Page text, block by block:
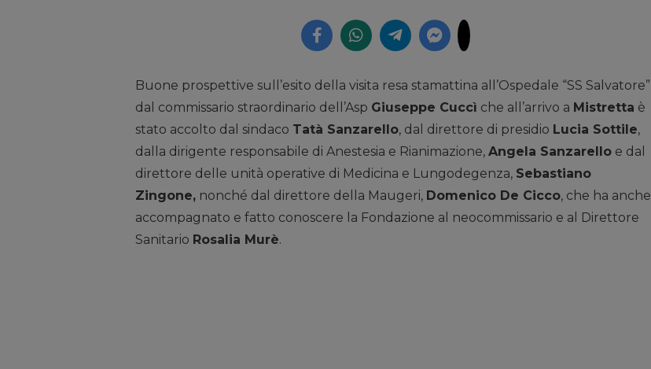
Buone prospettive sull’esito della visita resa stamattina all’Ospedale “SS Salvatore”
dal commissario straordinario dell’Asp Giuseppe Cuccì che all’arrivo a Mistretta è
stato accolto dal sindaco Tatà Sanzarello, dal direttore di presidio Lucia Sottile,
dalla dirigente responsabile di Anestesia e Rianimazione, Angela Sanzarello e dal
direttore delle unità operative di Medicina e Lungodegenza, Sebastiano
Zingone, nonché dal direttore della Maugeri, Domenico De Cicco, che ha anche
accompagnato e fatto conoscere la Fondazione al neocommissario e al Direttore
Sanitario Rosalia Murè.